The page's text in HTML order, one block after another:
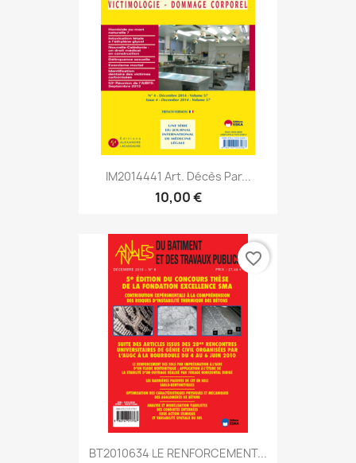
IM2014441 Art. Décès Par...
10,00 €
BT2010634 LE RENFORCEMENT...
favorite_border